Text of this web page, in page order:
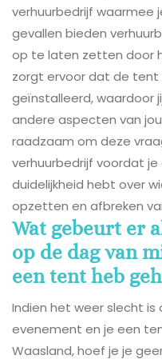
verhuurbedrijf waarmee
gevallen bieden
op te laten zetten door
zorgt ervoor dat de tent
geïnstalleerd, waardoor
andere aspecten van
raadzaam om deze
verhuurbedrijf voordat
duidelijkheid hebt over
opzetten en afbreken
Wat gebeurt er
op de dag van
een tent heb
Indien het weer slecht is
evenement en je een
Waasland, hoef je je